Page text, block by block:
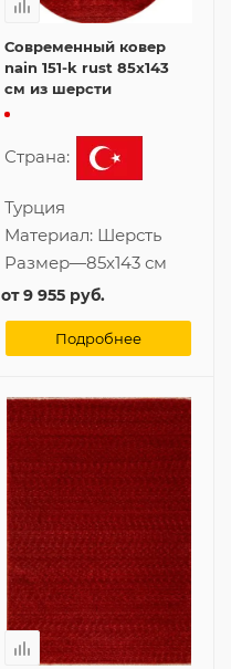
Современный ковер
nain 151-k rust 85x143
см из шерсти
Страна:
Турция
Материал: Шерсть
Размер—85x143 см
от9 955 руб.
Подробнее